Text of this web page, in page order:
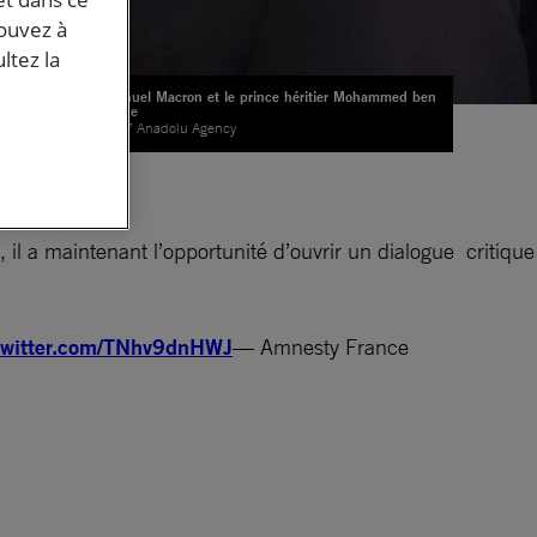
Emmanuel Macron et le prince héritier Mohammed ben
Salmane
© 2017 Anadolu Agency
a maintenant l’opportunité d’ouvrir un dialogue critique
TNhv9dnHWJ— Amnesty France
à
la